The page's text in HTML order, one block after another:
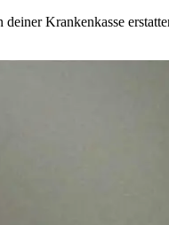
Krankenkasse